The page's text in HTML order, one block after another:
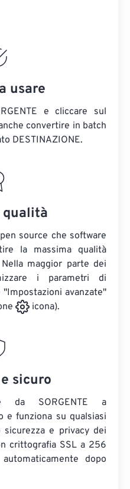
usare
e cliccare sul
convertire in batch
DESTINAZIONE.
qualità
source che software
la massima qualità
maggior parte dei
i parametri di
avanzate"
icona).
sicuro
da SORGENTE a
e funziona su qualsiasi
sicurezza e privacy dei
crittografia SSL a 256
dopo